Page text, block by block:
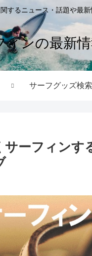
するニュース・話題や最
ィンの最新
サーフグッズ検索
サーフィンす